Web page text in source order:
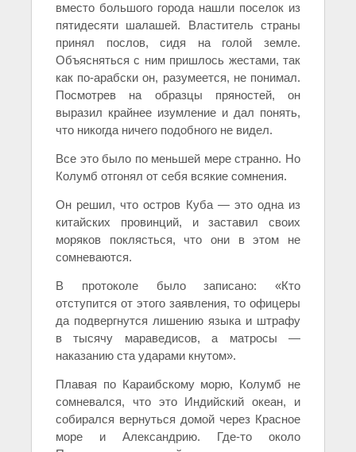
вместо большого города нашли поселок из
пятидесяти шалашей. Властитель страны
принял послов, сидя на голой земле.
Объясняться с ним пришлось жестами, так
как по-арабски он, разумеется, не понимал.
Посмотрев на образцы пряностей, он
выразил крайнее изумление и дал понять,
что никогда ничего подобного не видел.
Все это было по меньшей мере странно. Но
Колумб отгонял от себя всякие сомнения.
Он решил, что остров Куба — это одна из
китайских провинций, и заставил своих
моряков поклясться, что они в этом не
сомневаются.
В протоколе было записано: «Кто
отступится от этого заявления, то офицеры
да подвергнутся лишению языка и штрафу
в тысячу мараведисов, а матросы —
наказанию ста ударами кнутом».
Плавая по Караибскому морю, Колумб не
сомневался, что это Индийский океан, и
собирался вернуться домой через Красное
море и Александрию. Где-то около